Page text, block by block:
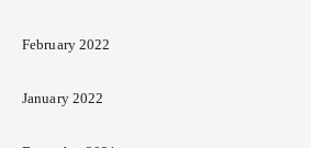
February 2022
January 2022